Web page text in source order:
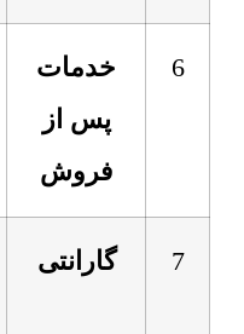
6
خدمات
پس از
فروش
7 گارانتی